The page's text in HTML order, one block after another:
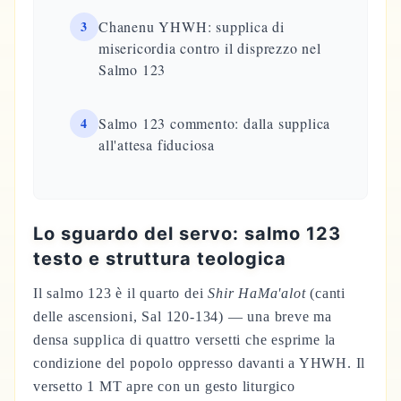
3
Chanenu YHWH: supplica di
misericordia contro il disprezzo nel
Salmo 123
4
Salmo 123 commento: dalla supplica
all'attesa fiduciosa
Lo sguardo del servo: salmo 123
testo e struttura teologica
Il salmo 123 è il quarto deiShir HaMa'alot(canti
delle ascensioni, Sal 120-134) — una breve ma
densa supplica di quattro versetti che esprime la
condizione del popolo oppresso davanti a YHWH. Il
versetto 1 MT apre con un gesto liturgico